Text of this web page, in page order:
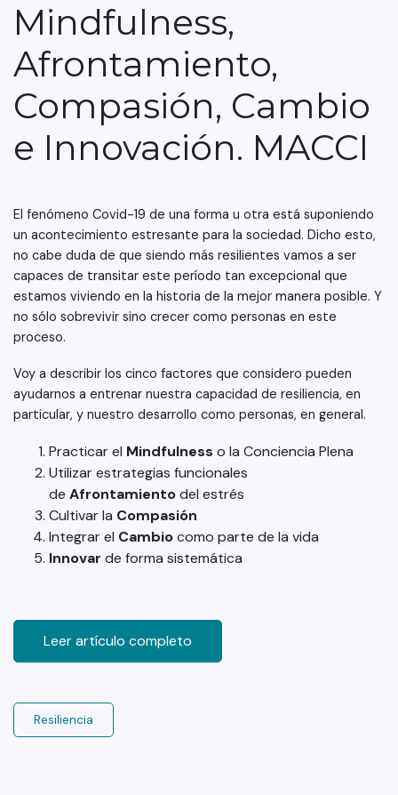
Mindfulness,
Afrontamiento,
Compasión, Cambio
e Innovación. MACCI
El fenómeno Covid-19 de una forma u otra está suponiendo
un acontecimiento estresante para la sociedad. Dicho esto,
no cabe duda de que siendo más resilientes vamos a ser
capaces de transitar este período tan excepcional que
estamos viviendo en la historia de la mejor manera posible. Y
no sólo sobrevivir sino crecer como personas en este
proceso.
Voy a describir los cinco factores que considero pueden
ayudarnos a entrenar nuestra capacidad de resiliencia, en
particular, y nuestro desarrollo como personas, en general.
Practicar el Mindfulness o la Conciencia Plena
Utilizar estrategias funcionales
de Afrontamientodel estrés
Cultivar la Compasión
Integrar el Cambiocomo parte de la vida
Innovar de forma sistemática
Leer artículo completo
Resiliencia